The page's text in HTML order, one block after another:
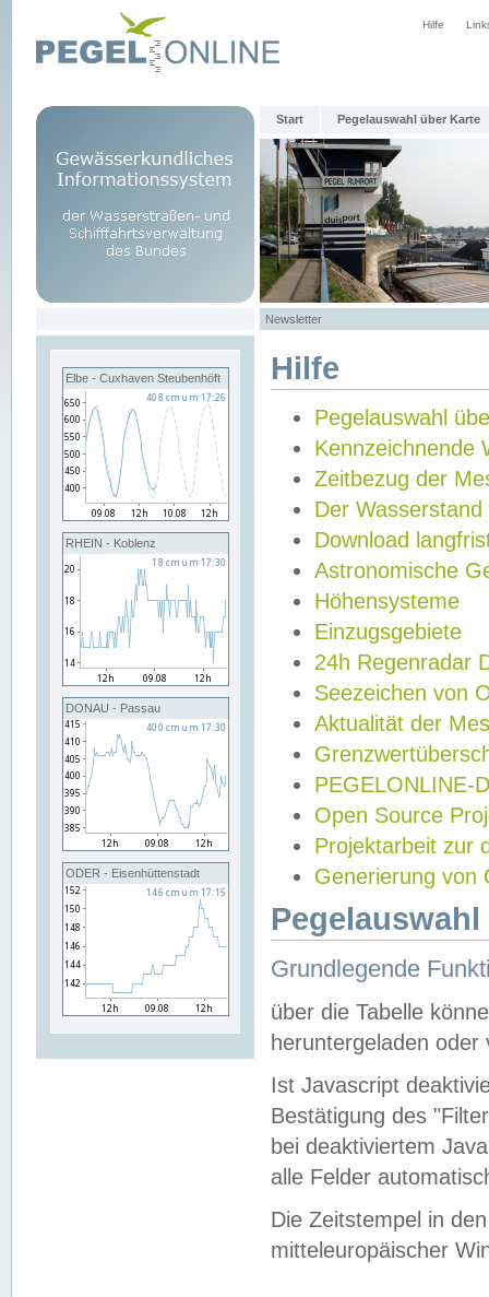
Hilfe
Start Pegelauswahl über Karte
Newsletter
Elbe - Cuxhaven Steubenhöft
RHEIN - Koblenz
DONAU - Passau
ODER - Eisenhüttenstadt
Hilfe
Pegelauswahl
Kennzeichnende
Zeitbezug der
Der Wasserstand
Download
Astronomische
Höhensysteme
Einzugsgebiete
24h Regenradar
Seezeichen von
Aktualität der
PEGELONLINE-
Open Source
Projektarbeit zur
Generierung von
Grundlegende
über die Tabelle
heruntergeladen oder
Ist Javascript
Bestätigung des
bei deaktiviertem
alle Felder
Die Zeitstempel in
mitteleuropäischer